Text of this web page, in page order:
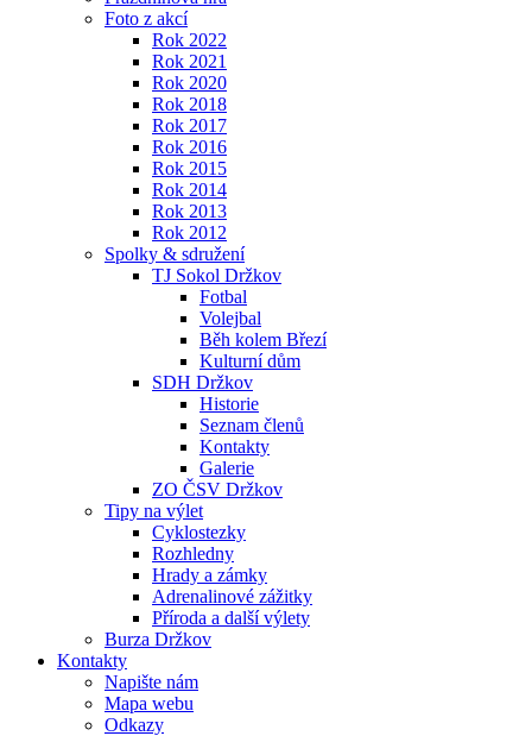
Foto z akcí
Rok 2022
Rok 2021
Rok 2020
Rok 2018
Rok 2017
Rok 2016
Rok 2015
Rok 2014
Rok 2013
Rok 2012
Spolky & sdružení
TJ Sokol Držkov
Fotbal
Volejbal
Běh kolem Březí
Kulturní dům
SDH Držkov
Historie
Seznam členů
Kontakty
Galerie
ZO ČSV Držkov
Tipy na výlet
Cyklostezky
Rozhledny
Hrady a zámky
Adrenalinové zážitky
Příroda a další výlety
Burza Držkov
Kontakty
Napište nám
Mapa webu
Odkazy